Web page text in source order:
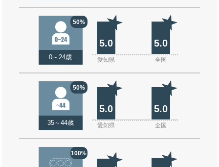
50%
0～24歳
5.0 5.0
愛知県 全国
50%
35～44歳
5.0 5.0
愛知県 全国
100%